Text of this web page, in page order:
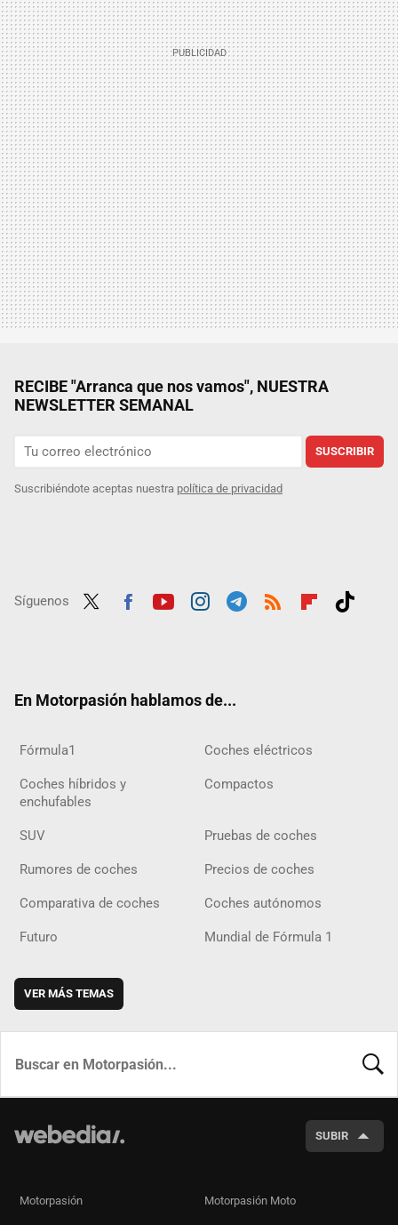
RECIBE "Arranca que nos vamos", NUESTRA
NEWSLETTER SEMANAL
SUSCRIBIR
Suscribiéndote aceptas nuestra política de privacidad
Síguenos
En Motorpasión hablamos de...
Fórmula1 Coches eléctricos
Coches híbridos y
enchufables
Compactos
SUV Pruebas de coches
Rumores de coches Precios de coches
Comparativa de coches Coches autónomos
Futuro Mundial de Fórmula 1
VER MÁS TEMAS
SUBIR
Motorpasión Motorpasión Moto